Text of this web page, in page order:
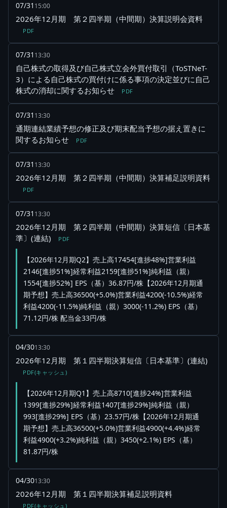
07/31 15:00
2026年12月期 第２四半期（中間期）決算説明会資料
PDF
07/31 13:30
自己株式の取得及び自己株式立会外買付取引（ToSTNeT-
3）による自己株式の買付けに係る事項の決定並びに自己
株式の消却に関するお知らせ
PDF
07/31 13:30
通期連結業績予想の修正及び期末配当予想の据え置きに
関するお知らせ
PDF
07/31 13:30
2026年12月期 第２四半期（中間期）決算補足説明資料
PDF
07/31 13:30
2026年12月期 第２四半期（中間期）決算短信〔日本基
準〕(連結)
PDF
【2026年12月期Q2】売上高17454[進捗48%]営業利益
2146[進捗51%]経常利益2159[進捗51%]純利益（親）
1554[進捗52%] EPS（基）36.87円/株【2026年12月期通
期予想】売上高36500(+5.0%)営業利益4200(-10.5%)経常
利益4200(-11.5%)純利益（親）3000(-11.2%) EPS（基）
71.12円/株 配当金33円/株
04/3013:30
2026年12月期 第１四半期決算短信〔日本基準〕(連結)
PDF(キャッシュ)
【2026年12月期Q1】売上高8710[進捗24%]営業利益
1399[進捗29%]経常利益1407[進捗29%]純利益（親）
993[進捗29%] EPS（基）23.57円/株【2026年12月期通
期予想】売上高36500(+5.0%)営業利益4900(+4.4%)経常
利益4900(+3.2%)純利益（親）3450(+2.1%) EPS（基）
81.87円/株
04/3013:30
2026年12月期 第１四半期決算補足説明資料
PDF(キャッシュ)